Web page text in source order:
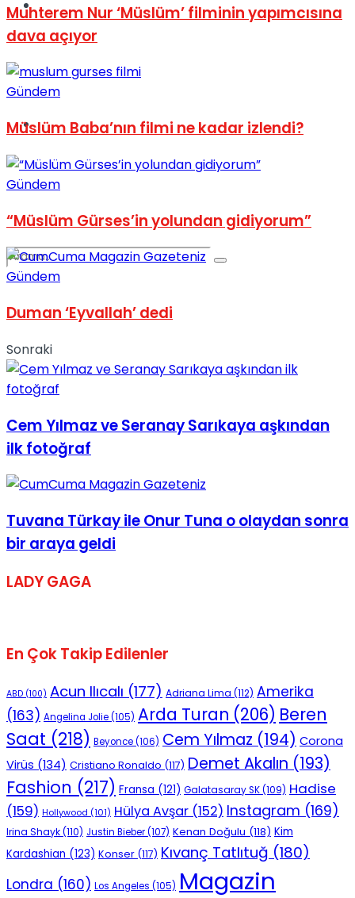
Spor
Podcast
No Result
View All Result
Muhterem Nur ‘Müslüm’ filminin yapımcısına
dava açıyor
Gündem
Müslüm Baba’nın filmi ne kadar izlendi?
Gündem
“Müslüm Gürses’in yolundan gidiyorum”
Gündem
Duman ‘Eyvallah’ dedi
Sonraki
Cem Yılmaz ve Seranay Sarıkaya aşkından
ilk fotoğraf
Tuvana Türkay ile Onur Tuna o olaydan sonra
bir araya geldi
LADY GAGA
En Çok Takip Edilenler
ABD (100) Acun Ilıcalı (177) Adriana Lima (112) Amerika
(163) Angelina Jolie(105) Arda Turan (206) Beren
Saat (218) Beyonce(106) Cem Yılmaz (194) Corona
Virüs (134) Cristiano Ronaldo (117) Demet Akalın (193)
Fashion (217) Fransa (121) Galatasaray SK(109) Hadise
(159) Hollywood (101) Hülya Avşar (152) Instagram (169)
Irina Shayk(110) Justin Bieber(107) Kenan Doğulu (118) Kim
Kardashian (123) Konser (117) Kıvanç Tatlıtuğ (180)
Londra (160) Los Angeles (105) Magazin